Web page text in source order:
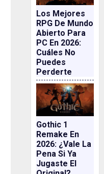
Los Mejores
RPG De Mundo
Abierto Para
PC En 2026:
Cuáles No
Puedes
Perderte
Gothic 1
Remake En
2026: ¿vale La
Pena Si Ya
Jugaste El